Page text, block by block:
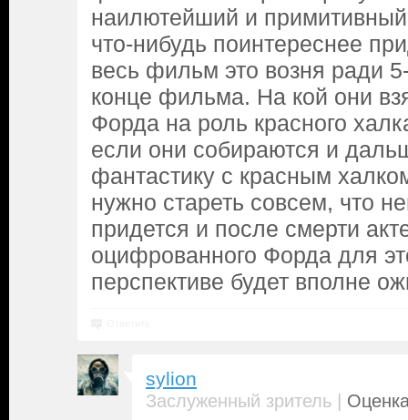
наилютейший и
что-нибудь поинтереснее
весь фильм это возня ради
конце фильма. На кой они
Форда на роль красного
если они собираются и
фантастику с красным
нужно стареть совсем, что
придется и после смерти
оцифрованного Форда для
перспективе будет вполне
sylion
Заслуженный зритель |